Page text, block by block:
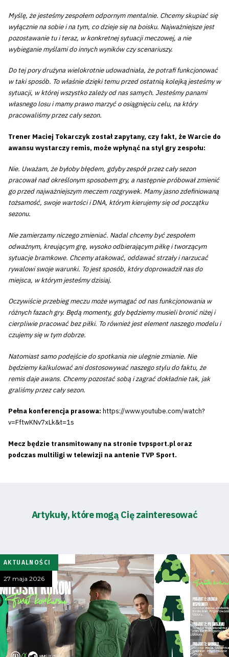
Tryb
oszczędności
SEARCH
Klub
i
terminarz
Bilety
Kontakt
Myślę, że jesteśmy zespołem odpornym mentalnie. Chcemy skupiać się
wyłącznie na sobie i na tym, co dzieje się na boisku. Najważniejsze jest
pozostawanie tu i teraz, w konkretnej sytuacji meczowej, a nie
wybieganie myślami do innych wyników czy scenariuszy.
Do tej pory drużyna wielokrotnie udowadniała, że potrafi funkcjonować
w taki sposób. To właśnie dzięki temu przed ostatnią kolejką jesteśmy w
sytuacji, w której wszystko zależy od nas samych. Jesteśmy panami
własnego losu i mamy prawo marzyć o osiągnięciu celu, na który
pracowaliśmy przez cały sezon.
Trener Maciej Tokarczyk został zapytany, czy fakt, że Warcie do
awansu wystarczy remis, może wpłynąć na styl gry zespołu:
Nie. Uważam, że byłoby błędem, gdyby zespół przez cały sezon
pracował nad określonym sposobem gry, a następnie próbował zmienić
go przed najważniejszym meczem rozgrywek. Mamy jasno zdefiniowaną
tożsamość, swoje wartości i DNA, którym kierujemy się od początku
sezonu.
Nie zamierzamy niczego zmieniać. Nadal chcemy być zespołem
odważnym, kreującym grę, wysoko odbierającym piłkę i tworzącym
sytuacje bramkowe. Chcemy atakować, oddawać strzały i narzucać
rywalowi swoje warunki. To jest sposób, który doprowadził nas do
miejsca, w którym jesteśmy dzisiaj.
Oczywiście przebieg meczu może wymagać od nas funkcjonowania w
różnych fazach gry. Będą momenty, gdy będziemy musieli bronić niżej i
cierpliwie pracować bez piłki. To również jest element naszego modelu i
czujemy się w tym dobrze.
Natomiast samo podejście do spotkania nie ulegnie zmianie. Nie
będziemy kalkulować ani dostosowywać naszego stylu do faktu, że
remis daje awans. Chcemy pozostać sobą i zagrać dokładnie tak, jak
graliśmy przez cały sezon.
Pełna konferencja prasowa: https://www.youtube.com/watch?
v=FftwKNv7xLk&t=1s
Mecz będzie transmitowany na stronie tvpsport.pl oraz
podczas multiligi w telewizji na antenie TVP Sport.
Artykuły, które mogą Cię zainteresować
AKTUALNOŚCI
27 maja 2026